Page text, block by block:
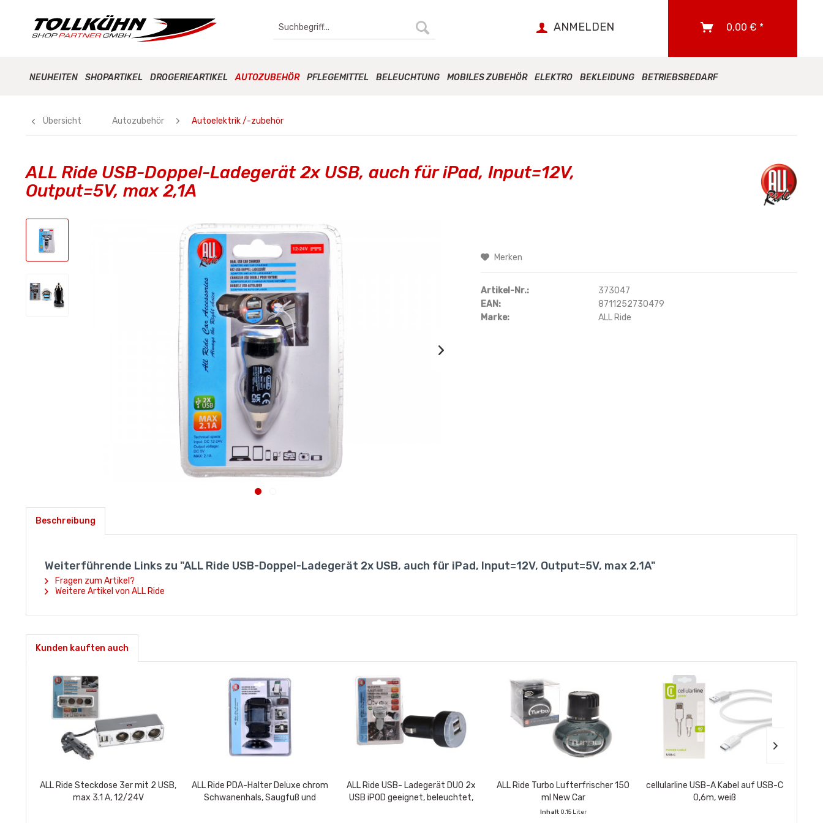
ANMELDEN 0,00 € *
NEUHEITEN SHOPARTIKEL DROGERIEARTIKEL AUTOZUBEHÖR PFLEGEMITTEL BELEUCHTUNG MOBILES ZUBEHÖR ELEKTRO BEKLEIDUNG BETRIEBSBEDARF
Übersicht Autozubehör Autoelektrik /-zubehör
ALL Ride USB-Doppel-Ladegerät 2x USB, auch für iPad, Input=12V,
Output=5V, max 2,1A
Merken
Artikel-Nr.:
373047
EAN:
8711252730479
Marke:
ALL Ride
Beschreibung
Weiterführende Links zu "ALL Ride USB-Doppel-Ladegerät 2x USB, auch für iPad, Input=12V, Output=5V, max 2,1A"
Fragen zum Artikel?
Weitere Artikel von ALL Ride
Kunden kauften auch
ALL Ride Steckdose 3er mit 2 USB,
max 3.1 A, 12/24V
ALL Ride PDA-Halter Deluxe chrom
Schwanenhals, Saugfuß und
ALL Ride USB- Ladegerät DUO 2x
USB iPOD geeignet, beleuchtet,
ALL Ride Turbo Lufterfrischer 150
ml New Car
Inhalt 0.15 Liter
cellularline USB-A Kabel auf USB-C
0,6m, weiß